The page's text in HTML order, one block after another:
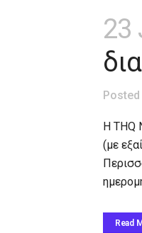
23
Posted
Η THQ
(με
Read